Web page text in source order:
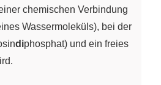
chemischen Verbindung
Wassermoleküls), bei der
diphosphat) und ein freies